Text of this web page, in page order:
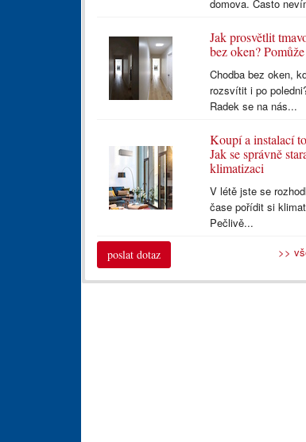
domova. Často
Jak prosvětlit
bez oken?
Chodba bez oken,
rozsvítit i po
Radek se na nás...
Koupí a instalací
Jak se správně
klimatizaci
V létě jste se
čase pořídit si
Pečlivě...
poslat dotaz >>